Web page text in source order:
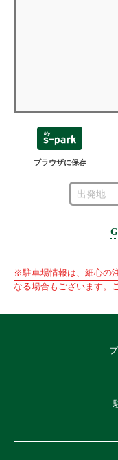
ブラウザに保存
※駐車場情報は、細心の
なる場合もございます。